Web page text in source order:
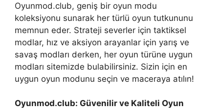
Oyunmod.club, geniş bir oyun modu
koleksiyonu sunarak her türlü oyun tutkununu
memnun eder. Strateji severler için taktiksel
modlar, hız ve aksiyon arayanlar için yarış ve
savaş modları derken, her oyun türüne uygun
modları sitemizde bulabilirsiniz. Sizin için en
uygun oyun modunu seçin ve maceraya atılın!
Oyunmod.club: Güvenilir ve Kaliteli Oyun